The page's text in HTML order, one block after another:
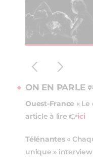
ON EN PARLE
Ouest-France «
article à lire 👉ici
Télénantes«
unique »